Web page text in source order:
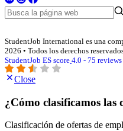
StudentJob International es una
2026 • Todos los derechos
StudentJob ES score 4.0 - 75 reviews
Close
¿Cómo clasificamos las
Clasificación de ofertas de